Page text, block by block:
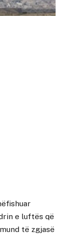
e luftës që
të zgjasë